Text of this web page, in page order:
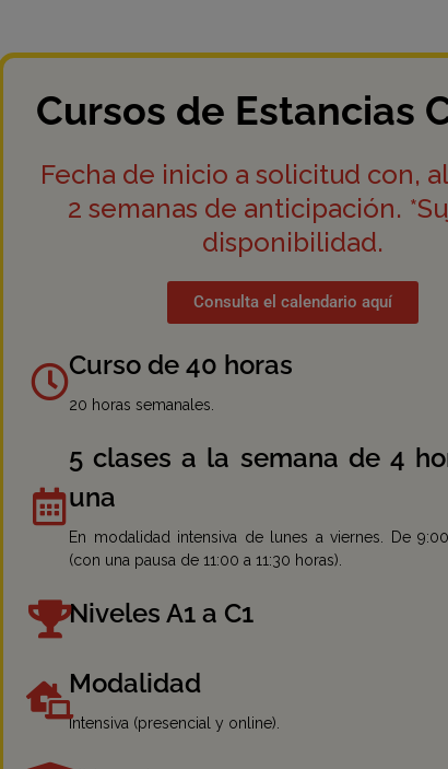
Cursos de Estancias
Fecha de inicio a solicitud con,
2 semanas de anticipación.
disponibilidad.
Consulta el calendario aquí
Curso de 40 horas
20 horas semanales.
5 clases a la semana de 4
una
En modalidad intensiva de lunes a viernes. De
(con una pausa de 11:00 a 11:30 horas).
Niveles A1 a C1
Modalidad
Intensiva (presencial y online).